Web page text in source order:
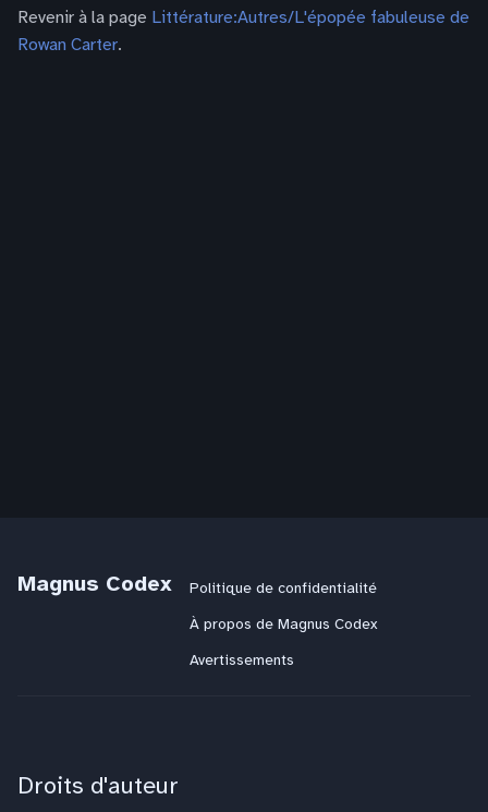
Revenir à la page Littérature:Autres/L'épopée fabuleuse de
Rowan Carter.
Magnus Codex
Politique de confidentialité
À propos de Magnus Codex
Avertissements
Droits d'auteur